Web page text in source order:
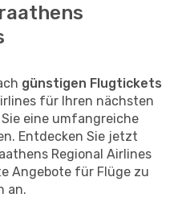
günstigen Flugtickets
für Ihren nächsten
eine umfangreiche
Entdecken Sie jetzt
Regional Airlines
Angebote für Flüge zu
an.